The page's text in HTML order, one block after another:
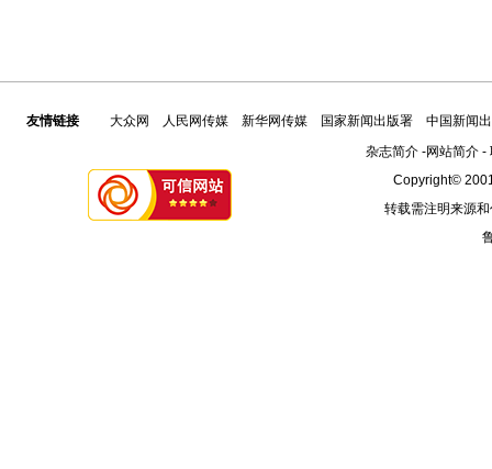
友情链接 大众网 人民网传媒 新华网传媒 国家新闻出版署
中国新闻
杂志简介-网站简介-
Copyright©
转载需注明来源